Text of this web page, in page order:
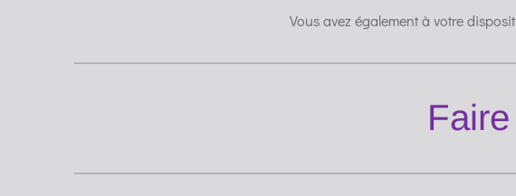
Vous avez également à votre
Faire